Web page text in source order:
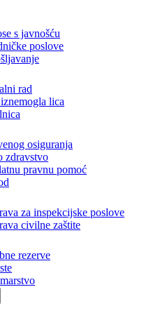
s javnošću
poslove
rad
lica
osiguranja
pravnu pomoć
za inspekcijske poslove
civilne zaštite
rezerve